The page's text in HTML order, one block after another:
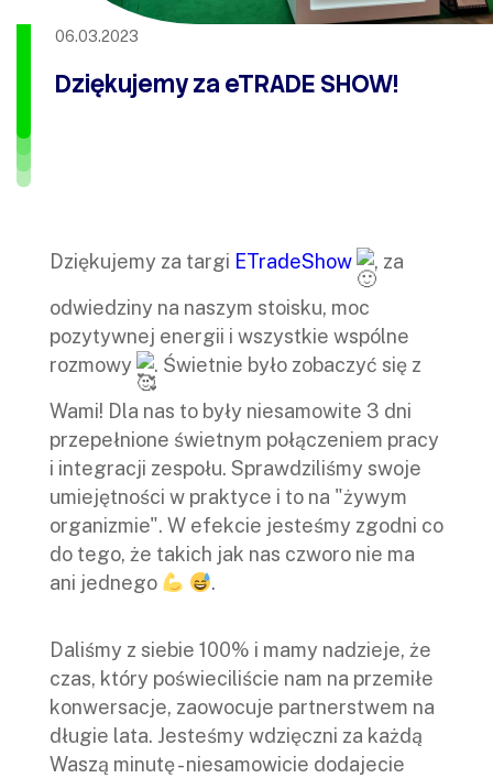
06.03.2023
Dziękujemy za eTRADE SHOW!
Dziękujemy za targi ETradeShow
, za
odwiedziny na naszym stoisku, moc
pozytywnej energii i wszystkie wspólne
rozmowy
. Świetnie było zobaczyć się z
Wami! Dla nas to były niesamowite 3 dni
przepełnione świetnym połączeniem pracy
i integracji zespołu. Sprawdziliśmy swoje
umiejętności w praktyce i to na "żywym
organizmie". W efekcie jesteśmy zgodni co
do tego, że takich jak nas czworo nie ma
ani jednego
.
Daliśmy z siebie 100% i mamy nadzieje, że
czas, który poświeciliście nam na przemiłe
konwersacje, zaowocuje partnerstwem na
długie lata. Jesteśmy wdzięczni za każdą
Waszą minutę - niesamowicie dodajecie